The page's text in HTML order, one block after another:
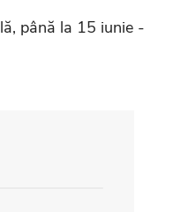
până la 15 iunie -